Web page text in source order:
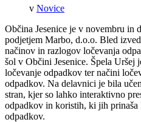
v Novice
Občina Jesenice je v novembru in
podjetjem Marbo, d.o.o. Bled
načinov in razlogov ločevanja
šol v Občini Jesenice. Špela Uršej
ločevanje odpadkov ter načini
odpadkov. Na delavnici je bila
stran, kjer so lahko interaktivno
odpadkov in koristih, ki jih prinaša
odpadkov.